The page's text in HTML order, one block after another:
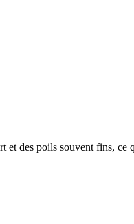
des poils souvent fins, ce